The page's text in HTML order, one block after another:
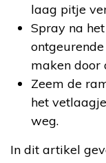
laag pitje
Spray na
maken door
Zeem de
het
weg.
In dit artikel